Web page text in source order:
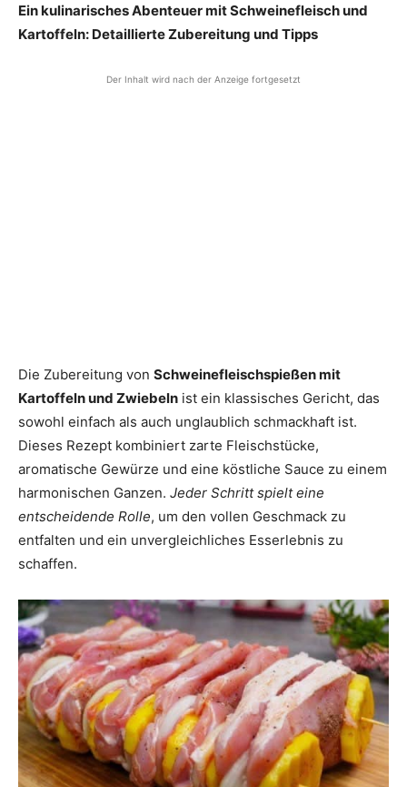
Ein kulinarisches Abenteuer mit Schweinefleisch und
Kartoffeln: Detaillierte Zubereitung und Tipps
Der Inhalt wird nach der Anzeige fortgesetzt
Die Zubereitung von Schweinefleischspießen mit
Kartoffeln und Zwiebeln ist ein klassisches Gericht, das
sowohl einfach als auch unglaublich schmackhaft ist.
Dieses Rezept kombiniert zarte Fleischstücke,
aromatische Gewürze und eine köstliche Sauce zu einem
harmonischen Ganzen. Jeder Schritt spielt eine
entscheidende Rolle, um den vollen Geschmack zu
entfalten und ein unvergleichliches Esserlebnis zu
schaffen.